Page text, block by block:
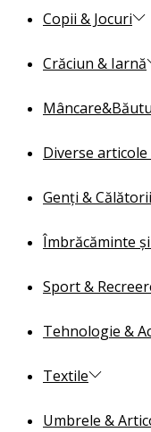
Copii & Jocuri
Crăciun & Iarnă
Diverse
Genți & Călătorii
Îmbrăcăminte
Sport &
Tehnologie &
Textile
Umbrele &